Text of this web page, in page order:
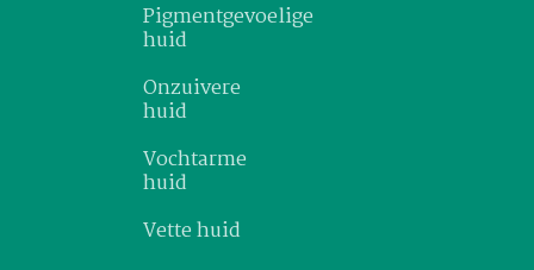
Pigmentgevoelige
huid
Onzuivere
huid
Vochtarme
huid
Vette huid